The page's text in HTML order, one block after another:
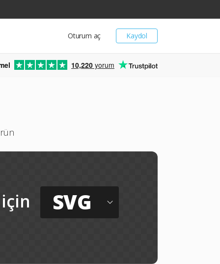
Kaydol
Oturum aç
10,220 yorum
için SVG